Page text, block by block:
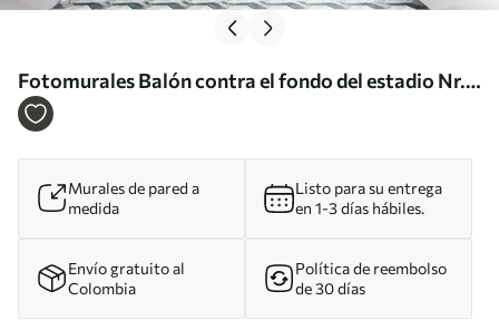
Fotomurales Balón contra el fondo del estadio Nr.
u72793
Murales de pared a
medida
Listo para su entrega
en 1-3 días hábiles.
Envío gratuito al
Colombia
Política de reembolso
de 30 días